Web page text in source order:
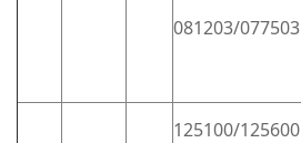
081203/077503
125100/125600